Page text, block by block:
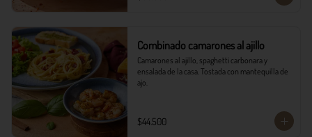
Combinado camarones al ajillo
Camarones al ajillo, spaghetti carbonara y
ensalada de la casa. Tostada con mantequilla de
ajo.
$44.500